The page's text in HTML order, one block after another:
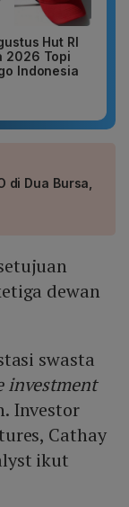
Hut RI
2026 Topi
Indonesia
di Dua Bursa,
dewan
swasta
investment
Investor
Cathay
ikut